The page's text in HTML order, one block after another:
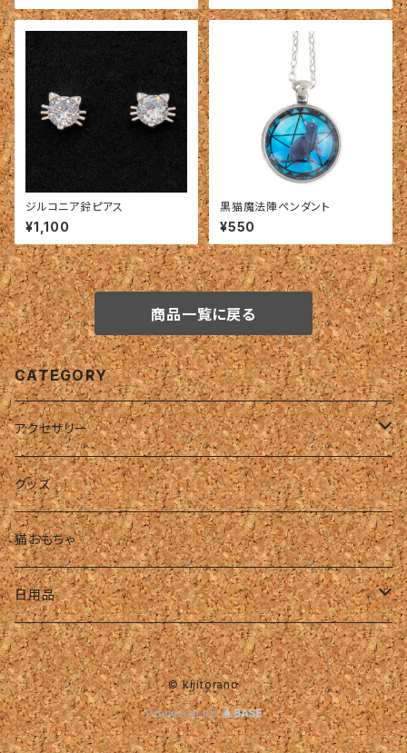
ジルコニア鈴ピアス
¥1,100
黒猫魔法陣ペンダント
¥550
商品一覧に戻る
CATEGORY
アクセサリー
リング
ピアス・イヤリング
ネックレス
ハンドメイド・パーツ
グッズ
猫おもちゃ
日用品
タオル
ハンドタオル
© kijitorano
Powered by